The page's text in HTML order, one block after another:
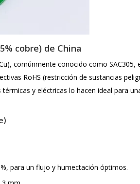
cobre) de China
comúnmente conocido como SAC305,
RoHS (restricción de sustancias
y eléctricas lo hacen ideal para
para un flujo y humectación óptimos.